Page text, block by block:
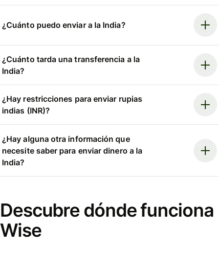
¿Cuánto puedo enviar a la India?
¿Cuánto tarda una transferencia a la
India?
¿Hay restricciones para enviar rupias
indias (INR)?
¿Hay alguna otra información que
necesite saber para enviar dinero a la
India?
Descubre dónde funciona
Wise